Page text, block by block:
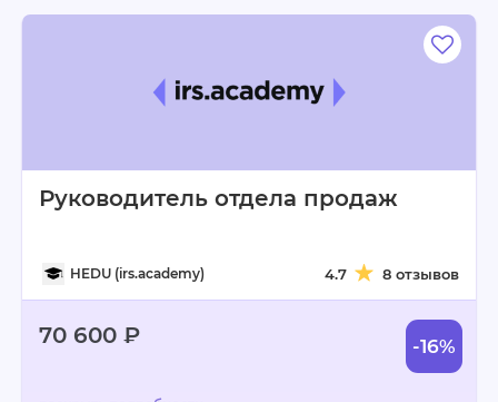
Руководитель отдела продаж
HEDU (irs.academy) 4.7 8 отзывов
70 600 ₽ -16%